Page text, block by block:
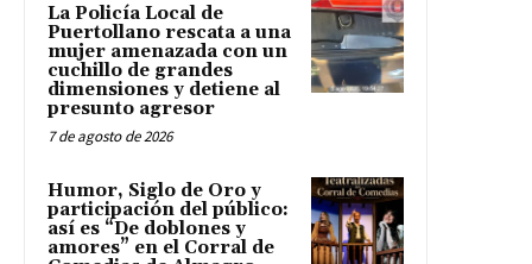
La Policía Local de
Puertollano rescata a una
mujer amenazada con un
cuchillo de grandes
dimensiones y detiene al
presunto agresor
7 de agosto de 2026
Humor, Siglo de Oro y
participación del público:
así es “De doblones y
amores” en el Corral de